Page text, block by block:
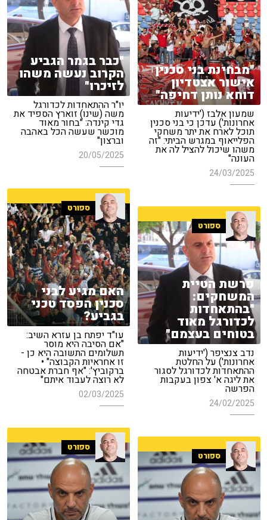
"כבר בגמר הגביע
הקרוב נעשה משהו
לזיכרו"
יו"ר ההתאחדות לכדורגל
משה (שינו) זוארץ הספיד את
גדי קינדה: "בחור מאוד
מוכשר שעשה הכל באהבה
וברצון"
20/05/2025
"מבחינת בני סכנין
אישור אצטדיון
דוחא נותן דחיפה"
שמעון אלבז ('ידיעות
אחרונות') עדכן כי בני סכנין
תוכל לארח את יתר משחקי
הפלייאוף במגרש הביתי: "זה
משהו שיכול להציל לה את
העונה"
24/03/2025
ספורט
האם מגיע לבני
סכנין הפסד טכני
בגביע?
עו"ד יפתח בן עזרא השיב:
"אם הסיבה היא מוסר
תשלומים התשובה היא כן -
זו אחראיות הקבוצה" •
ברקוביץ': "אף חברת אבטחה
לא רוצה לעבוד איתם"
02/03/2025
ספורט
פרשת הטיית
המשחקים:
"בהתאחדות
לכדורגל מאוד
בטוחים בעצמם"
נדב צנציפר ('ידיעות
אחרונות') על החלטת
ההתאחדות לכדורגל לסגור
את ליגה א' צפון בעקבות
הפרשה
24/02/2025
ספורט
ספורט